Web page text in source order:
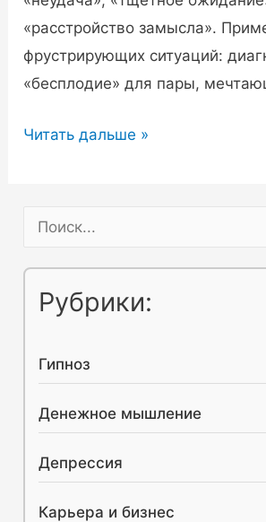
«расстройство замысла».
фрустрирующих ситуаций:
«бесплодие» для пары,
Фрустрация
это
в
психологии?
Читать дальше »
Рубрики:
Гипноз
Денежное мышление
Депрессия
Карьера и бизнес